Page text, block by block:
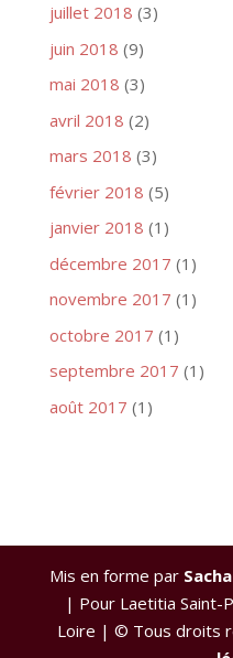
juillet 2018 (3)
juin 2018 (9)
mai 2018 (3)
avril 2018 (2)
mars 2018 (3)
février 2018 (5)
janvier 2018 (1)
décembre 2017 (1)
novembre 2017 (1)
octobre 2017 (1)
septembre 2017 (1)
août 2017 (1)
Mis en forme par
| Pour Laetitia Saint-
Loire | © Tous droits